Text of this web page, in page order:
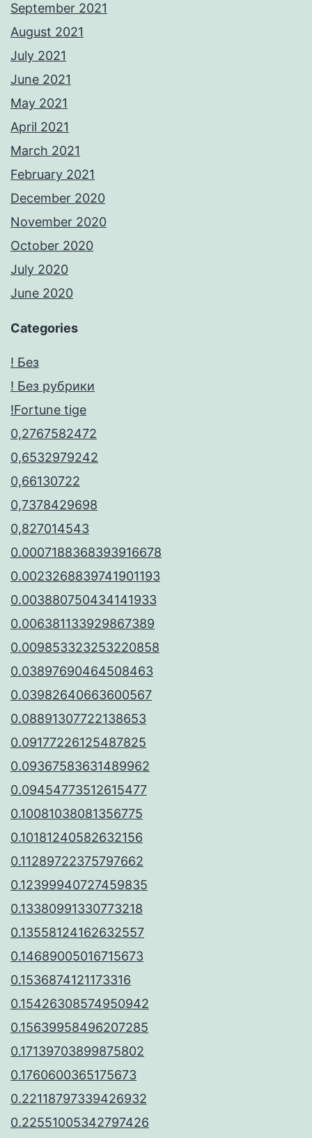
September 2021
August 2021
July 2021
June 2021
May 2021
April 2021
March 2021
February 2021
December 2020
November 2020
October 2020
July 2020
June 2020
Categories
! Без
! Без рубрики
!Fortune tige
0,2767582472
0,6532979242
0,66130722
0,7378429698
0,827014543
0.0007188368393916678
0.0023268839741901193
0.003880750434141933
0.006381133929867389
0.009853323253220858
0.03897690464508463
0.03982640663600567
0.08891307722138653
0.09177226125487825
0.09367583631489962
0.09454773512615477
0.10081038081356775
0.10181240582632156
0.11289722375797662
0.12399940727459835
0.13380991330773218
0.13558124162632557
0.14689005016715673
0.1536874121173316
0.15426308574950942
0.15639958496207285
0.17139703899875802
0.1760600365175673
0.22118797339426932
0.22551005342797426